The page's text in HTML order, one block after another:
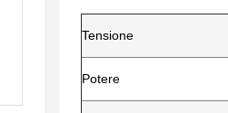
Tensione
Potere